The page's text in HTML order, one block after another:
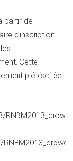
partir de
d’inscription.
Cette
plébiscitée.